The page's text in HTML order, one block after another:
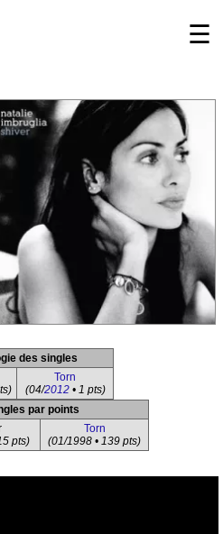
☰
des singles
Torn
(04/2012• 1 pts)
par points
pts)
Torn
(01/1998 • 139 pts)